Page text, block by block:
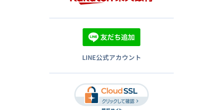
LINE公式アカウント